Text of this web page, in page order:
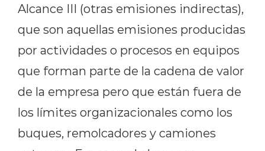
Alcance III (otras emisiones indirectas),
que son aquellas emisiones producidas
por actividades o procesos en equipos
que forman parte de la cadena de valor
de la empresa pero que están fuera de
los límites organizacionales como los
buques, remolcadores y camiones